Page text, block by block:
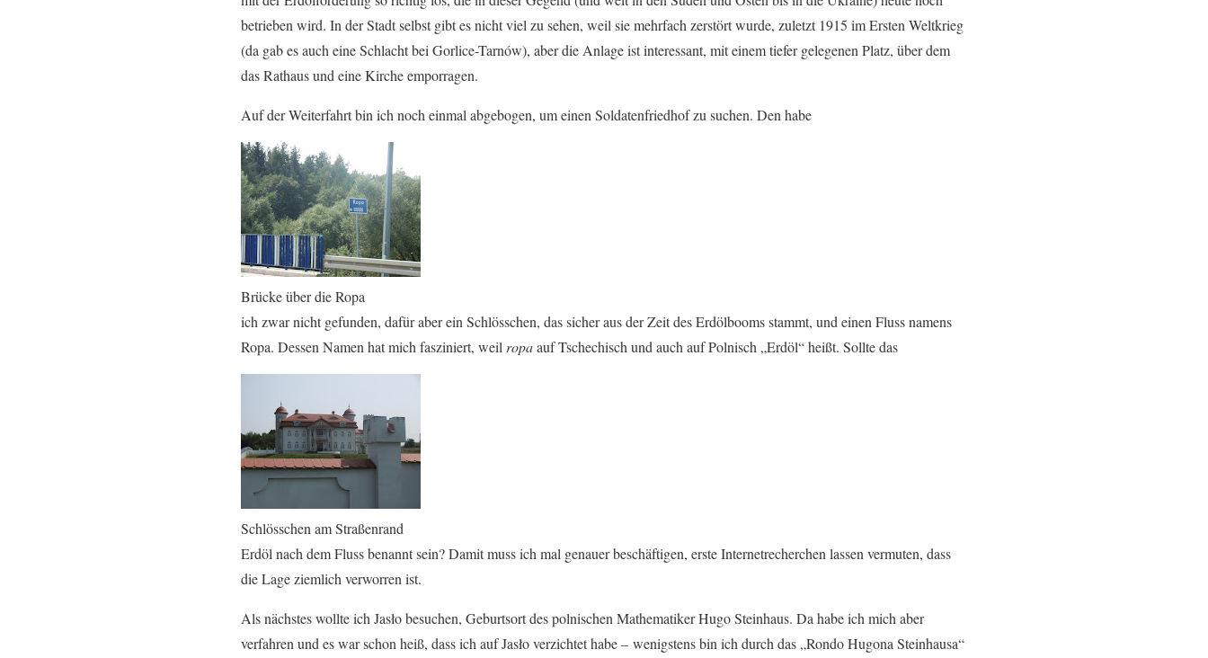
betrieben wird. In der Stadt selbst gibt es nicht viel zu sehen, weil sie mehrfach zerstört wurde, zuletzt 1915 im Ersten Weltkrieg
(da gab es auch eine Schlacht bei Gorlice-Tarnów), aber die Anlage ist interessant, mit einem tiefer gelegenen Platz, über dem
das Rathaus und eine Kirche emporragen.
Auf der Weiterfahrt bin ich noch einmal abgebogen, um einen Soldatenfriedhof zu suchen. Den habe
Brücke über die Ropa
ich zwar nicht gefunden, dafür aber ein Schlösschen, das sicher aus der Zeit des Erdölbooms stammt, und einen Fluss namens
Ropa. Dessen Namen hat mich fasziniert, weil ropaauf Tschechisch und auch auf Polnisch „Erdöl“ heißt. Sollte das
Schlösschen am Straßenrand
Erdöl nach dem Fluss benannt sein? Damit muss ich mal genauer beschäftigen, erste Internetrecherchen lassen vermuten, dass
die Lage ziemlich verworren ist.
Als nächstes wollte ich Jasło besuchen, Geburtsort des polnischen Mathematiker Hugo Steinhaus. Da habe ich mich aber
verfahren und es war schon heiß, dass ich auf Jasło verzichtet habe – wenigstens bin ich durch das „Rondo Hugona Steinhausa“